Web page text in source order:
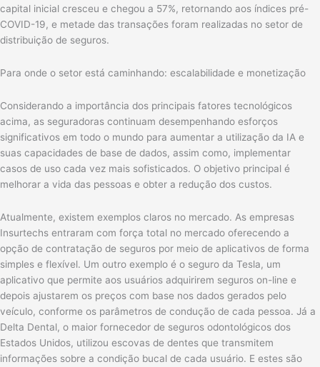
capital inicial cresceu e chegou a 57%, retornando aos índices pré-
COVID-19, e metade das transações foram realizadas no setor de
distribuição de seguros.
Para onde o setor está caminhando: escalabilidade e monetização
Considerando a importância dos principais fatores tecnológicos
acima, as seguradoras continuam desempenhando esforços
significativos em todo o mundo para aumentar a utilização da IA e
suas capacidades de base de dados, assim como, implementar
casos de uso cada vez mais sofisticados. O objetivo principal é
melhorar a vida das pessoas e obter a redução dos custos.
Atualmente, existem exemplos claros no mercado. As empresas
Insurtechs entraram com força total no mercado oferecendo a
opção de contratação de seguros por meio de aplicativos de forma
simples e flexível. Um outro exemplo é o seguro da Tesla, um
aplicativo que permite aos usuários adquirirem seguros on-line e
depois ajustarem os preços com base nos dados gerados pelo
veículo, conforme os parâmetros de condução de cada pessoa. Já a
Delta Dental, o maior fornecedor de seguros odontológicos dos
Estados Unidos, utilizou escovas de dentes que transmitem
informações sobre a condição bucal de cada usuário. E estes são